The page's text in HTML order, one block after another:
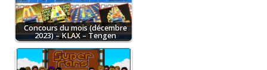
Concours du mois (décembre
2023) – KLAX – Tengen